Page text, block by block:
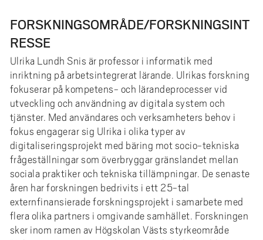
FORSKNINGSOMRÅDE/FORSKNINGSINT
RESSE
Ulrika Lundh Snis är professor i informatik med
inriktning på arbetsintegrerat lärande. Ulrikas forskning
fokuserar på kompetens- och lärandeprocesser vid
utveckling och användning av digitala system och
tjänster. Med användares och verksamheters behov i
fokus engagerar sig Ulrika i olika typer av
digitaliseringsprojekt med bäring mot socio-tekniska
frågeställningar som överbryggar gränslandet mellan
sociala praktiker och tekniska tillämpningar. De senaste
åren har forskningen bedrivits i ett 25-tal
externfinansierade forskningsprojekt i samarbete med
flera olika partners i omgivande samhället. Forskningen
sker inom ramen av Högskolan Västs styrkeområde